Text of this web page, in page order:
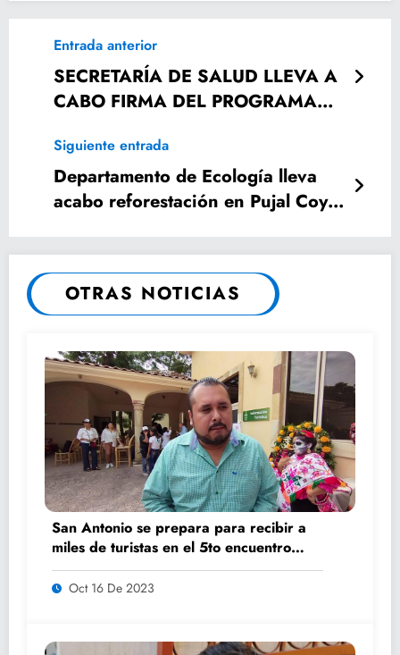
Entrada anterior
SECRETARÍA DE SALUD LLEVA A
CABO FIRMA DEL PROGRAMA
CAPACITACIÓN 2019.
Siguiente entrada
Departamento de Ecología lleva
acabo reforestación en Pujal Coy Y
OTRAS NOTICIAS
San Antonio se prepara para recibir a
miles de turistas en el 5to encuentro
K’AILEM
Oct 16 De 2023